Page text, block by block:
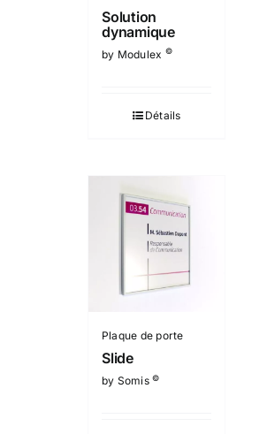
Solution
dynamique
by Modulex ©
Détails
Plaque de porte
Slide
by Somis©